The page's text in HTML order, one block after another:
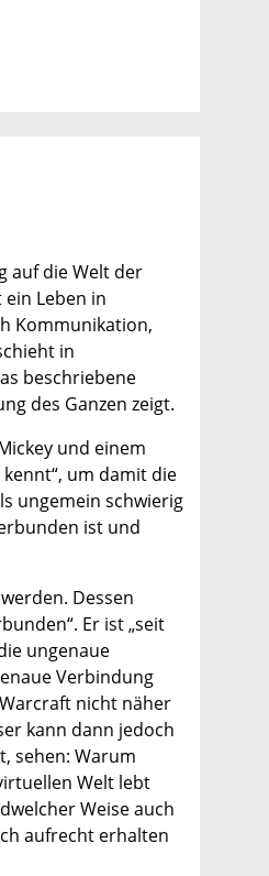
auf die Welt der
Leben in
Kommunikation,
in
beschriebene
des Ganzen zeigt.
und einem
um damit die
ungemein schwierig
ist und
Dessen
Er ist „seit
ungenaue
Verbindung
nicht näher
kann dann jedoch
sehen: Warum
Welt lebt
Weise auch
aufrecht erhalten